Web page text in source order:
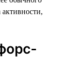
активности,